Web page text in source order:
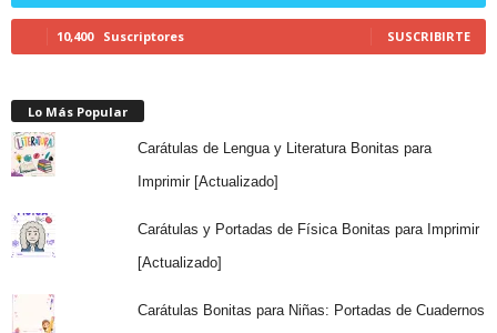
10,400 Suscriptores SUSCRIBIRTE
Lo Más Popular
Carátulas de Lengua y Literatura Bonitas para
Imprimir [Actualizado]
Carátulas y Portadas de Física Bonitas para Imprimir
[Actualizado]
Carátulas Bonitas para Niñas: Portadas de Cuadernos